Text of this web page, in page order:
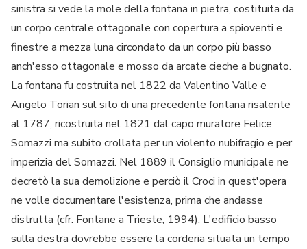
sinistra si vede la mole della fontana in pietra, costituita da
un corpo centrale ottagonale con copertura a spioventi e
finestre a mezza luna circondato da un corpo più basso
anch'esso ottagonale e mosso da arcate cieche a bugnato.
La fontana fu costruita nel 1822 da Valentino Valle e
Angelo Torian sul sito di una precedente fontana risalente
al 1787, ricostruita nel 1821 dal capo muratore Felice
Somazzi ma subito crollata per un violento nubifragio e per
imperizia del Somazzi. Nel 1889 il Consiglio municipale ne
decretò la sua demolizione e perciò il Croci in quest'opera
ne volle documentare l'esistenza, prima che andasse
distrutta (cfr. Fontane a Trieste, 1994). L'edificio basso
sulla destra dovrebbe essere la corderia situata un tempo